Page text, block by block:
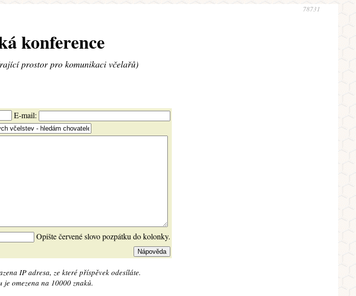
78731
konference
prostor pro komunikaci včelařů)
E-mail:
Opište červené slovo pozpátku do kolonky.
IP adresa, ze které příspěvek odesíláte.
je omezena na 10000 znaků.